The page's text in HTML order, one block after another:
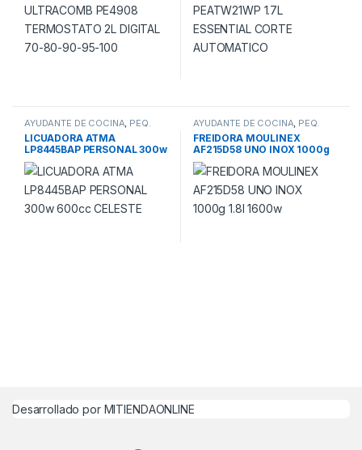
AYUDANTE DE COCINA, PEQ.
ELECTRODOM.21
LICUADORA ATMA
LP8445BAP PERSONAL 300w
600cc CELESTE
AYUDANTE DE COCINA, PEQ.
ELECTRODOM.21
FREIDORA MOULINEX
AF215D58 UNO INOX 1000g
1.8l 1600w
Desarrollado por MITIENDAONLINE